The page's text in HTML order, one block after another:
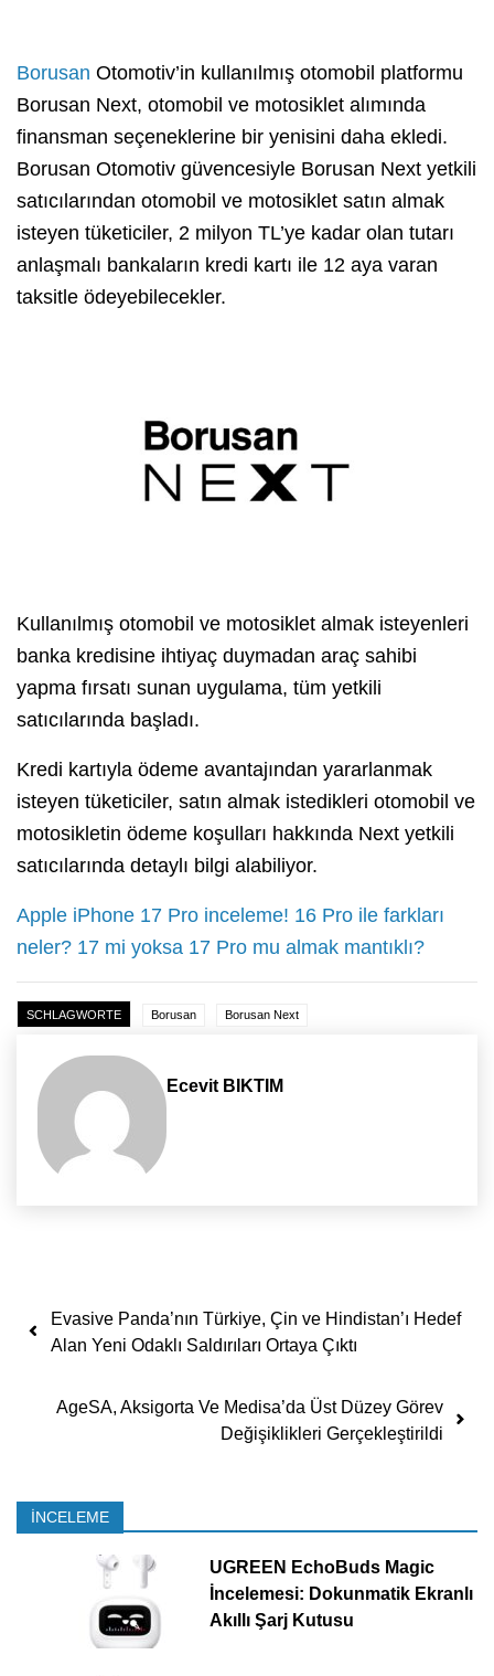
Borusan Otomotiv’in kullanılmış otomobil platformu
Borusan Next, otomobil ve motosiklet alımında
finansman seçeneklerine bir yenisini daha ekledi.
Borusan Otomotiv güvencesiyle Borusan Next yetkili
satıcılarından otomobil ve motosiklet satın almak
isteyen tüketiciler, 2 milyon TL’ye kadar olan tutarı
anlaşmalı bankaların kredi kartı ile 12 aya varan
taksitle ödeyebilecekler.
Kullanılmış otomobil ve motosiklet almak isteyenleri
banka kredisine ihtiyaç duymadan araç sahibi
yapma fırsatı sunan uygulama, tüm yetkili
satıcılarında başladı.
Kredi kartıyla ödeme avantajından yararlanmak
isteyen tüketiciler, satın almak istedikleri otomobil ve
motosikletin ödeme koşulları hakkında Next yetkili
satıcılarında detaylı bilgi alabiliyor.
Apple iPhone 17 Pro inceleme! 16 Pro ile farkları
neler? 17 mi yoksa 17 Pro mu almak mantıklı?
SCHLAGWORTE Borusan Borusan Next
Ecevit BIKTIM
Yazı dolaşımı
Evasive Panda’nın Türkiye, Çin ve Hindistan’ı Hedef
Alan Yeni Odaklı Saldırıları Ortaya Çıktı
AgeSA, Aksigorta Ve Medisa’da Üst Düzey Görev
Değişiklikleri Gerçekleştirildi
İNCELEME
UGREEN EchoBuds Magic
İncelemesi: Dokunmatik Ekranlı
Akıllı Şarj Kutusu